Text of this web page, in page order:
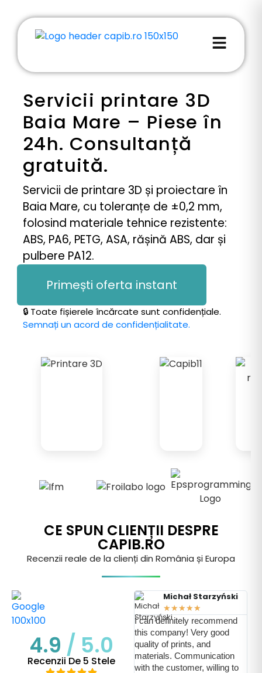
Servicii printare 3D
Baia Mare – Piese în
24h. Consultanță
gratuită.
Servicii de printare 3D și proiectare în
Baia Mare, cu toleranțe de ±0,2 mm,
folosind materiale tehnice rezistente:
ABS, PA6, PETG, ASA, rășină ABS, dar și
pulbere PA12.
Primești oferta instant
🔒 Toate fișierele încărcate sunt confidențiale.
Semnați un acord de confidențialitate.
CE SPUN CLIENȚII DESPRE
CAPIB.RO
Recenzii reale de la clienți din România și Europa
4.9 / 5.0
Recenzii De 5 Stele
Michał Starzyński
★★★★★
I can definitely recommend
this company! Very good
quality of prints, and
materials. Communication
with the customer, willing to